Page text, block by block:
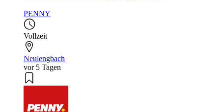
PENNY
Vollzeit
Neulengbach
vor 5 Tagen